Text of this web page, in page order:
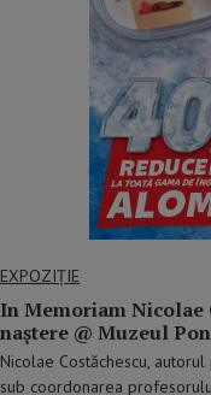
EXPOZIȚIE
In Memoriam Nicolae
naștere @ Muzeul
Nicolae Costăchescu,
sub coordonarea